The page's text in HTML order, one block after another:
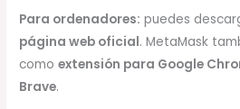
Para ordenadores: puedes
página web oficial. MetaMask
comoextensión para Google
Brave.